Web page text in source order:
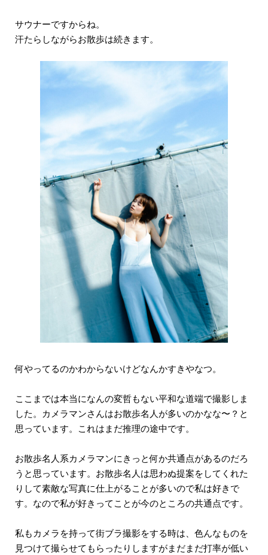
サウナーですからね。
汗たらしながらお散歩は続きます。
何やってるのかわからないけどなんかすきやなつ。
ここまでは本当になんの変哲もない平和な道端で撮影しま
した。カメラマンさんはお散歩名人が多いのかなな〜？と
思っています。これはまだ推理の途中です。
お散歩名人系カメラマンにきっと何か共通点があるのだろ
うと思っています。お散歩名人は思わぬ提案をしてくれた
りして素敵な写真に仕上がることが多いので私は好きで
す。なので私が好きってことが今のところの共通点です。
私もカメラを持って街ブラ撮影をする時は、色んなものを
見つけて撮らせてもらったりしますがまだまだ打率が低い